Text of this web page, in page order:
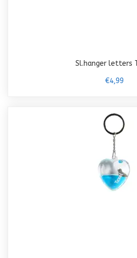
Sl.hanger letters
€4,99